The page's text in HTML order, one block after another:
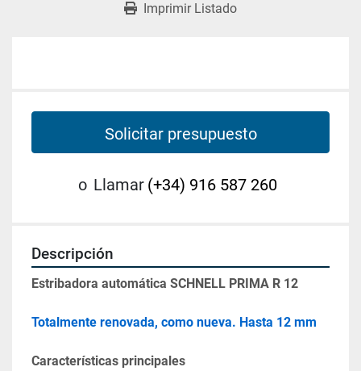
Imprimir Listado
Solicitar presupuesto
o Llamar (+34) 916 587 260
Descripción
Estribadora automática SCHNELL PRIMA R 12
Totalmente renovada, como nueva. Hasta 12 mm
Características principales